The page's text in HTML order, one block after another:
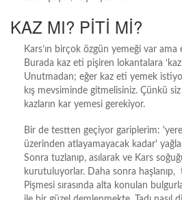
KAZ MI? PİTİ Mİ?
Kars’ın birçok özgün yemeği var ama
Burada kaz eti pişiren lokantalara
Unutmadan; eğer kaz eti yemek
kış mevsiminde gitmelisiniz. Çünkü
kazların kar yemesi gerekiyor.
Bir de testten geçiyor gariplerim:
üzerinden atlayamayacak kadar'
Sonra tuzlanıp, asılarak ve Kars
kurutuluyorlar. Daha sonra haşlanıp,
Pişmesi sırasında alta konulan